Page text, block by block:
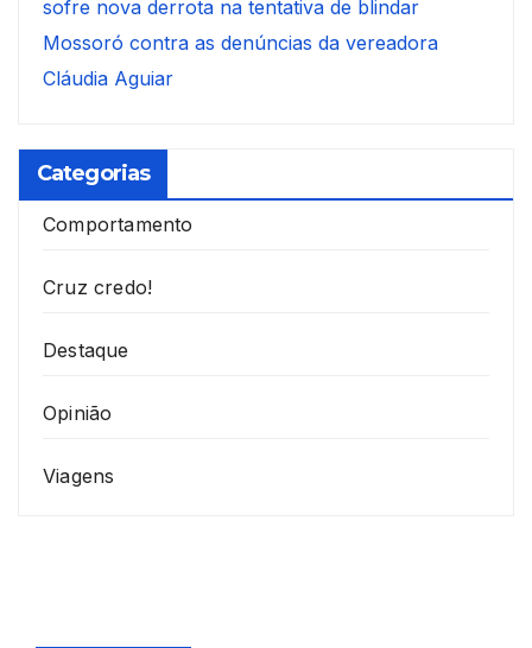
sofre nova derrota na tentativa de blindar
Mossoró contra as denúncias da vereadora
Cláudia Aguiar
Categorias
Comportamento
Cruz credo!
Destaque
Opinião
Viagens